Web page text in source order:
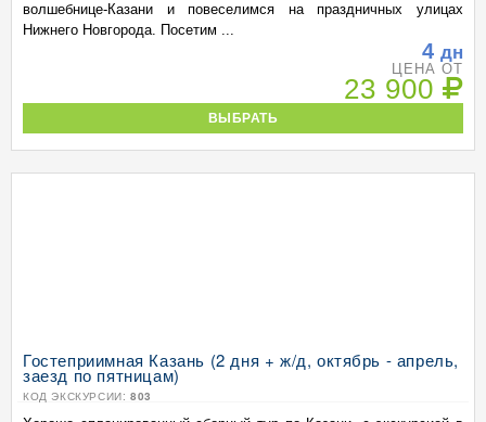
волшебнице-Казани и повеселимся на праздничных улицах
Нижнего Новгорода. Посетим ...
4 дн
ЦЕНА ОТ
23 900
ВЫБРАТЬ
Гостеприимная Казань (2 дня + ж/д, октябрь - апрель,
заезд по пятницам)
КОД ЭКСКУРСИИ: 803